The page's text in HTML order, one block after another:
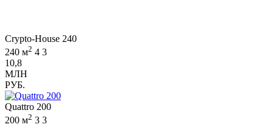
Crypto-House 240
240 м2 4 3
10,8
МЛН
РУБ.
Quattro 200
200 м2 3 3